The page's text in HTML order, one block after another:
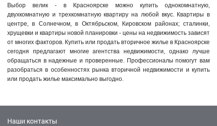
Выбор велик - в Красноярске можно купить однокомнатную,
двухкомнатную и трехкомнатную квартиру на любой вкус. Квартиры в
центре, в Солнечном, в Октябрьском, Кировском районах; сталинки,
хрущевки и квартиры новой планировки - цены на недвижимость зависят
от многих факторов. Купить или продать вторичное жилье в Красноярске
сегодня предлагают многие агентства недвижимости, однако лучше
обращаться в надежные и проверенные. Профессионалы помогут вам
разобраться в особенностях рынка вторичной недвижимости и купить
или продать жилье максимально выгодно.
Наши контакты